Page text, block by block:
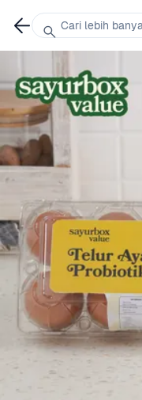
Cari lebih